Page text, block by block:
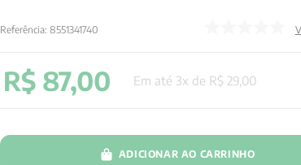
Referência:8551341740
R$ 87,00 Em até 3x de R$ 29 00
ADICIONAR AO CARRINHO